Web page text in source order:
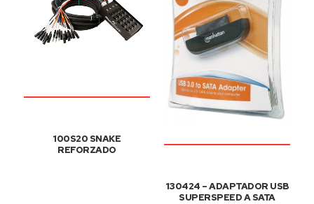
100S20 SNAKE
REFORZADO
130424 – ADAPTADOR USB
SUPERSPEED A SATA